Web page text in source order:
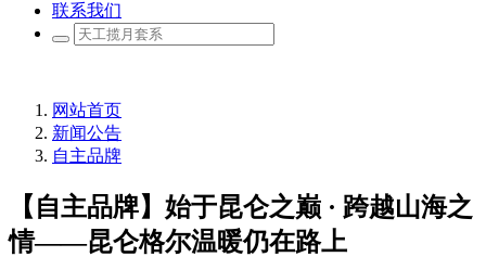
联系我们
网站首页
新闻公告
自主品牌
【自主品牌】始于昆仑之巅 · 跨越山海之
情——昆仑格尔温暖仍在路上